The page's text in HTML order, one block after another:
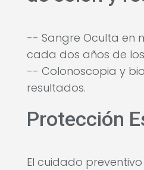
-- Sangre Oculta en
cada dos años de
-- Colonoscopia y
resultados.
Protección
El cuidado